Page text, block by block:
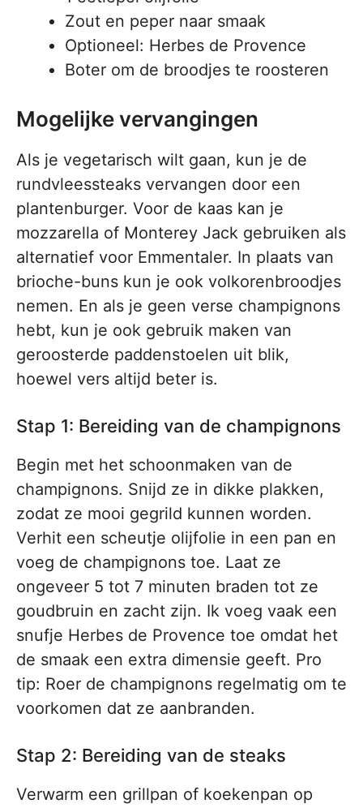
Zout en peper naar smaak
Optioneel: Herbes de Provence
Boter om de broodjes te roosteren
Mogelijke vervangingen
Als je vegetarisch wilt gaan, kun je de
rundvleessteaks vervangen door een
plantenburger. Voor de kaas kan je
mozzarella of Monterey Jack gebruiken als
alternatief voor Emmentaler. In plaats van
brioche-buns kun je ook volkorenbroodjes
nemen. En als je geen verse champignons
hebt, kun je ook gebruik maken van
geroosterde paddenstoelen uit blik,
hoewel vers altijd beter is.
Stap 1: Bereiding van de champignons
Begin met het schoonmaken van de
champignons. Snijd ze in dikke plakken,
zodat ze mooi gegrild kunnen worden.
Verhit een scheutje olijfolie in een pan en
voeg de champignons toe. Laat ze
ongeveer 5 tot 7 minuten braden tot ze
goudbruin en zacht zijn. Ik voeg vaak een
snufje Herbes de Provence toe omdat het
de smaak een extra dimensie geeft. Pro
tip: Roer de champignons regelmatig om te
voorkomen dat ze aanbranden.
Stap 2: Bereiding van de steaks
Verwarm een grillpan of koekenpan op